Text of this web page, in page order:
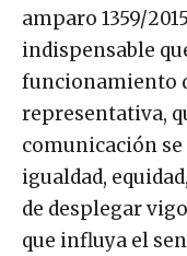
amparo 1359/
indispensable
funcionamiento
representativa,
comunicación
igualdad,
de desplegar
que influya el